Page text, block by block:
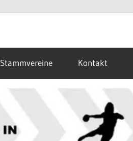
Stammvereine Kontakt